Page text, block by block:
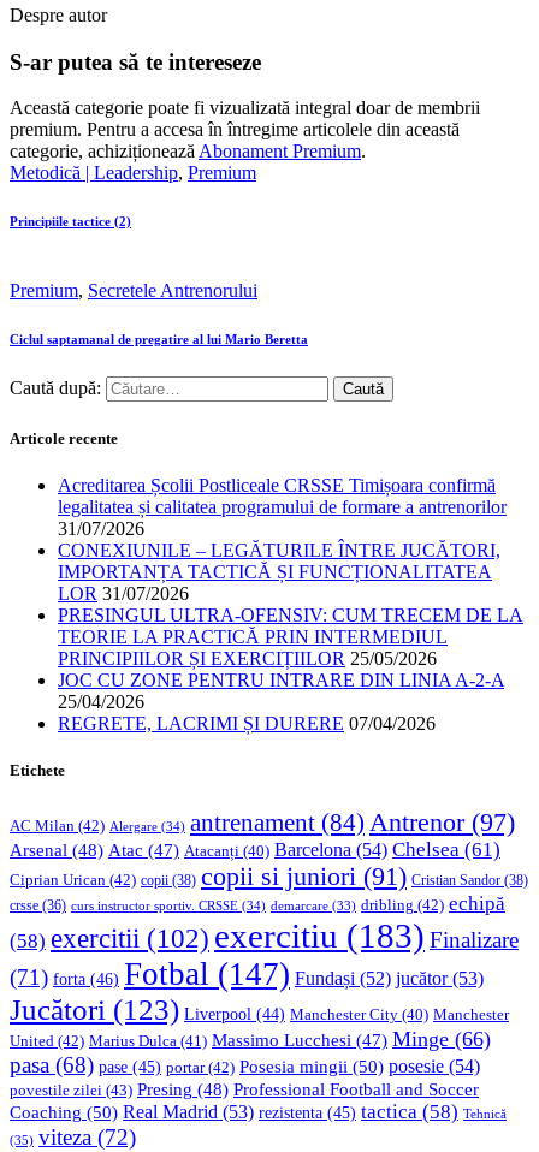
Despre autor
S-ar putea să te intereseze
Această categorie poate fi vizualizată integral doar de membrii
premium. Pentru a accesa în întregime articolele din această
categorie, achiziționeazăAbonament Premium.
Metodică | Leadership, Premium
Principiile tactice (2)
Premium, Secretele Antrenorului
Ciclul saptamanal de pregatire al lui Mario Beretta
Caută după:
Articole recente
Acreditarea Școlii Postliceale CRSSE Timișoara confirmă
legalitatea și calitatea programului de formare a antrenorilor
31/07/2026
CONEXIUNILE – LEGĂTURILE ÎNTRE JUCĂTORI,
IMPORTANȚA TACTICĂ ȘI FUNCȚIONALITATEA
LOR 31/07/2026
PRESINGUL ULTRA-OFENSIV: CUM TRECEM DE LA
TEORIE LA PRACTICĂ PRIN INTERMEDIUL
PRINCIPIILOR ȘI EXERCIȚIILOR 25/05/2026
JOC CU ZONE PENTRU INTRARE DIN LINIA A-2-A
25/04/2026
REGRETE, LACRIMI ȘI DURERE 07/04/2026
Etichete
AC Milan (42) Alergare (34) antrenament (84) Antrenor(97)
Arsenal (48) Atac (47) Atacanți (40) Barcelona (54) Chelsea (61)
Ciprian Urican (42) copii (38) copii si juniori (91) Cristian Sandor (38)
crsse (36) curs instructor sportiv. CRSSE (34) demarcare (33) dribling (42) echipă
(58) exercitii (102) exercitiu (183) Finalizare
(71) forta (46) Fotbal (147) Fundași (52) jucător(53)
Jucători (123) Liverpool (44) Manchester City (40) Manchester
United (42) Marius Dulca (41) Massimo Lucchesi (47) Minge (66)
pasa (68) pase (45) portar(42) Posesia mingii (50) posesie (54)
povestile zilei (43) Presing (48) Professional Football and Soccer
Coaching (50) Real Madrid (53) rezistenta (45) tactica (58) Tehnică
(35) viteza (72)